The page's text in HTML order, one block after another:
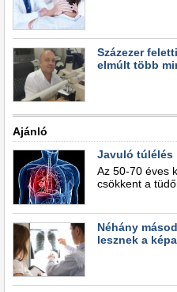
Százezer
elmúlt több
Ajánló
Javuló túlélés
Az 50-70 éves
csökkent a
Néhány
lesznek a